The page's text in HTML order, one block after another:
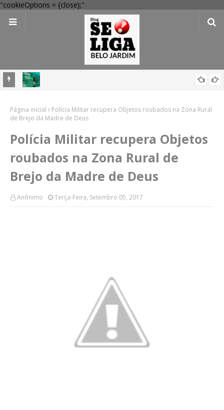
"cookieOptions = {close};"
compras
Página inicial
Polícia Militar recupera Objetos roubados na Zona Rural
de Brejo da Madre de Deus
Polícia Militar recupera Objetos
roubados na Zona Rural de
Brejo da Madre de Deus
Anônimo Terça-Feira, Setembro 05, 2017